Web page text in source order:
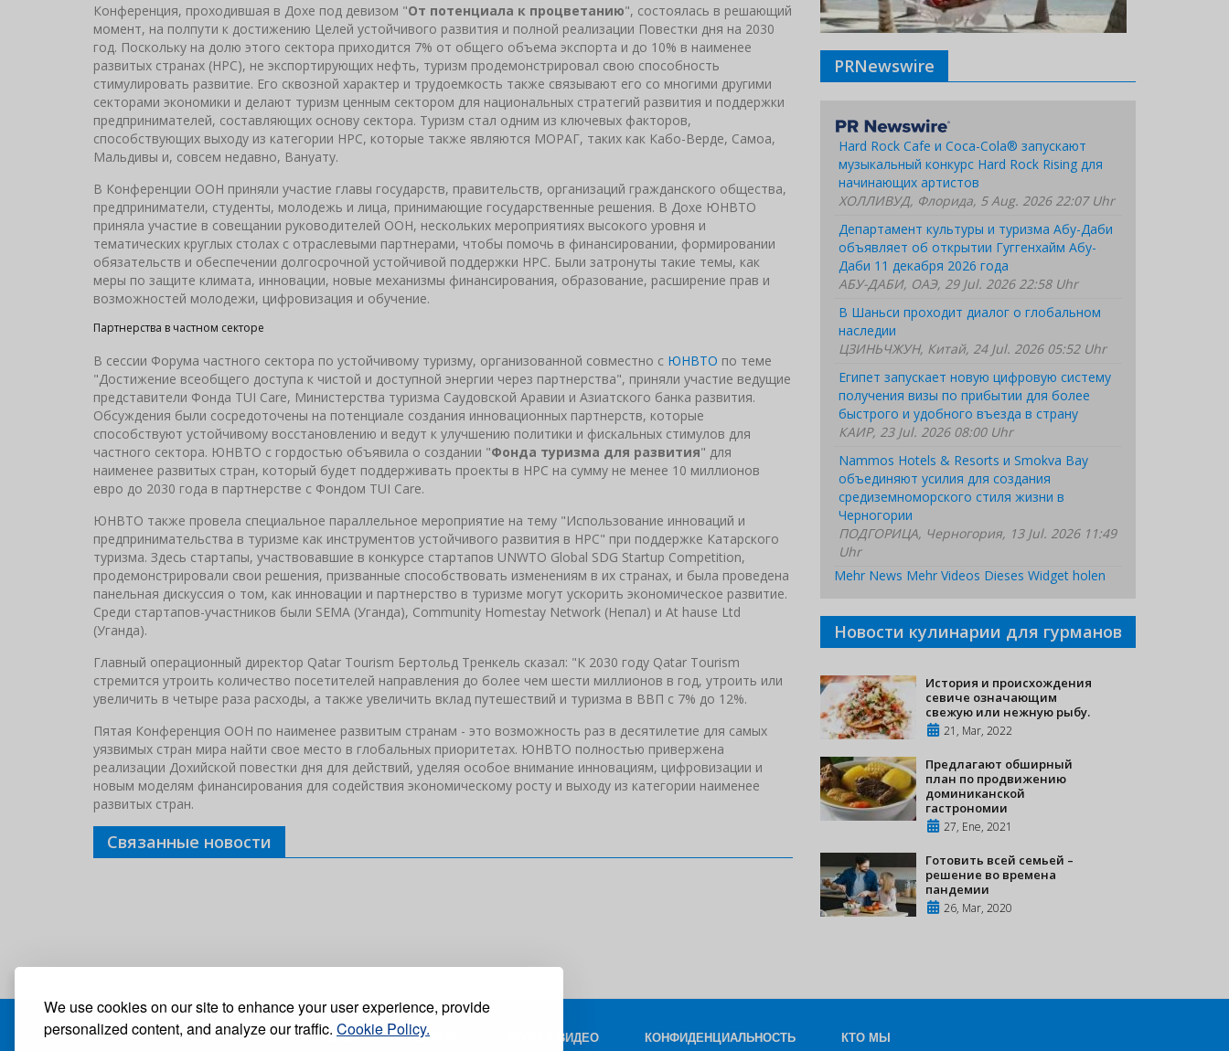
We use cookies on our site to enhance your user experience, provide
personalized content, and analyze our traffic. Cookie Policy.
Конференция, проходившая в Дохе под девизом "От потенциала к процветанию", состоялась в решающий
момент, на полпути к достижению Целей устойчивого развития и полной реализации Повестки дня на 2030
год. Поскольку на долю этого сектора приходится 7% от общего объема экспорта и до 10% в наименее
развитых странах (НРС), не экспортирующих нефть, туризм продемонстрировал свою способность
стимулировать развитие. Eго сквозной характер и трудоемкость также связывают его со многими другими
секторами экономики и делают туризм ценным сектором для национальных стратегий развития и поддержки
предпринимателей, составляющих основу сектора. Туризм стал одним из ключевых факторов,
способствующих выходу из категории НРС, которые также являются МОРАГ, таких как Кабо-Верде, Самоа,
Мальдивы и, совсем недавно, Вануату.
В Конференции ООН приняли участие главы государств, правительств, организаций гражданского общества,
предприниматели, студенты, молодежь и лица, принимающие государственные решения. В Дохе ЮНВТО
приняла участие в совещании руководителей ООН, нескольких мероприятиях высокого уровня и
тематических круглых столах с отраслевыми партнерами, чтобы помочь в финансировании, формировании
обязательств и обеспечении долгосрочной устойчивой поддержки НРС. Были затронуты такие темы, как
меры по защите климата, инновации, новые механизмы финансирования, образование, расширение прав и
возможностей молодежи, цифровизация и обучение.
Партнерства в частном секторе
В сессии Форума частного сектора по устойчивому туризму, организованной совместно с ЮНВТО по теме
"Достижение всеобщего доступа к чистой и доступной энергии через партнерства", приняли участие ведущие
представители Фонда TUI Care, Министерства туризма Саудовской Аравии и Азиатского банка развития.
Обсуждения были сосредоточены на потенциале создания инновационных партнерств, которые
способствуют устойчивому восстановлению и ведут к улучшению политики и фискальных стимулов для
частного сектора. ЮНВТО с гордостью объявила о создании "Фонда туризма для развития" для
наименее развитых стран, который будет поддерживать проекты в НРС на сумму не менее 10 миллионов
евро до 2030 года в партнерстве с Фондом TUI Care.
ЮНВТО также провела специальное параллельное мероприятие на тему "Использование инноваций и
предпринимательства в туризме как инструментов устойчивого развития в НРС" при поддержке Катарского
туризма. Здесь стартапы, участвовавшие в конкурсе стартапов UNWTO Global SDG Startup Competition,
продемонстрировали свои решения, призванные способствовать изменениям в их странах, и была проведена
панельная дискуссия о том, как инновации и партнерство в туризме могут ускорить экономическое развитие.
Среди стартапов-участников были SEMA (Уганда), Community Homestay Network (Непал) и At hause Ltd
(Уганда).
Главный операционный директор Qatar Tourism Бертольд Тренкель сказал: "К 2030 году Qatar Tourism
стремится утроить количество посетителей направления до более чем шести миллионов в год, утроить или
увеличить в четыре раза расходы, а также увеличить вклад путешествий и туризма в ВВП с 7% до 12%.
Пятая Конференция ООН по наименее развитым странам - это возможность раз в десятилетие для самых
уязвимых стран мира найти свое место в глобальных приоритетах. ЮНВТО полностью привержена
реализации Дохийской повестки дня для действий, уделяя особое внимание инновациям, цифровизации и
новым моделям финансирования для содействия экономическому росту и выходу из категории наименее
развитых стран.
Связанные новости
PRNewswire
Hard Rock Cafe и Coca-Cola® запускают
музыкальный конкурс Hard Rock Rising для
начинающих артистов
ХОЛЛИВУД, Флорида, 5 Aug. 2026 22:07 Uhr
Департамент культуры и туризма Абу-Даби
объявляет об открытии Гуггенхайм Абу-
Даби 11 декабря 2026 года
АБУ-ДАБИ, ОАЭ, 29 Jul. 2026 22:58 Uhr
В Шаньси проходит диалог о глобальном
наследии
ЦЗИНЬЧЖУН, Китай, 24 Jul. 2026 05:52 Uhr
Египет запускает новую цифровую систему
получения визы по прибытии для более
быстрого и удобного въезда в страну
КАИР, 23 Jul. 2026 08:00 Uhr
Nammos Hotels & Resorts и Smokva Bay
объединяют усилия для создания
средиземноморского стиля жизни в
Черногории
ПОДГОРИЦА, Черногория, 13 Jul. 2026 11:49
Uhr
Mehr News Mehr Videos Dieses Widget holen
Новости кулинарии для гурманов
История и происхождения
севиче означающим
свежую или нежную рыбу.
21, Mar, 2022
Предлагают обширный
план по продвижению
доминиканской
гастрономии
27, Ene, 2021
Готовить всей семьей –
решение во времена
пандемии
26, Mar, 2020
БЛОГ КОНТАКТ ФОТО И ВИДЕО КОНФИДЕНЦИАЛЬНОСТЬ КТО МЫ